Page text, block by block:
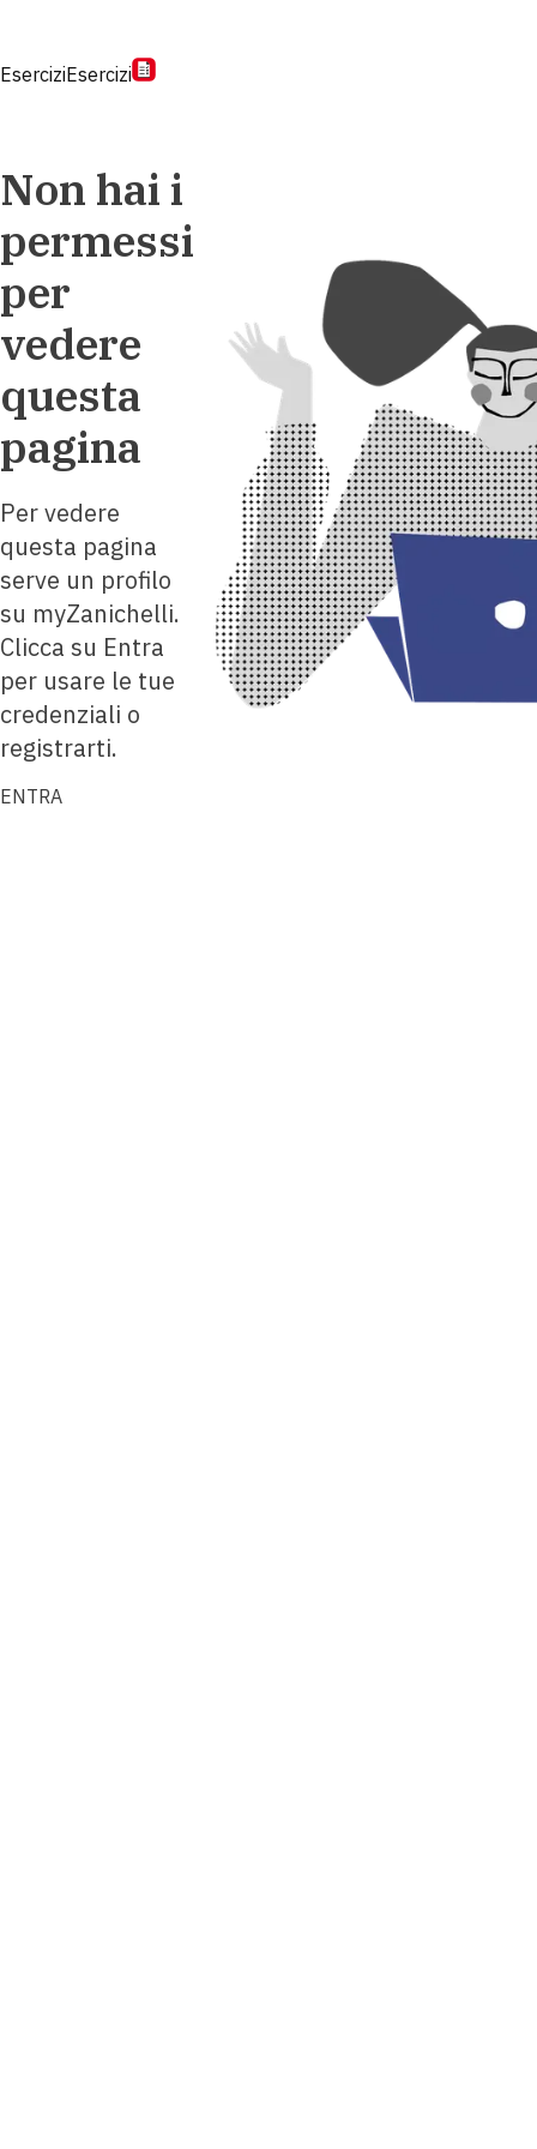
EserciziEsercizi
Non hai i
permessi
per
vedere
questa
pagina
Per vedere
questa pagina
serve un profilo
su myZanichelli.
Clicca su Entra
per usare le tue
credenziali o
registrarti.
ENTRA